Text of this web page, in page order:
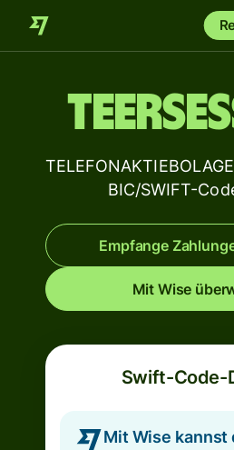
BIC/SWIFT-
Empfange
Mit Wise
Swift-Code-
Mit Wise kannst